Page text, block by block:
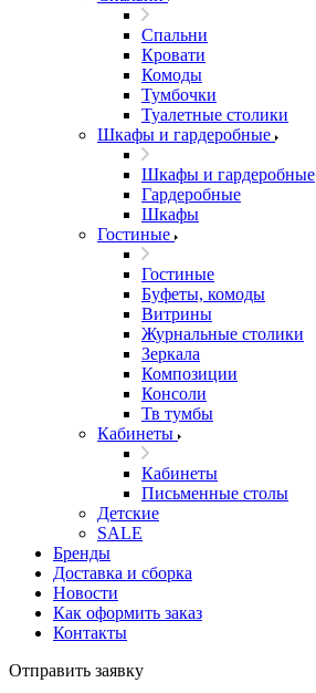
Спальни
Кровати
Комоды
Тумбочки
Туалетные столики
Шкафы и гардеробные
Шкафы и гардеробные
Гардеробные
Шкафы
Гостиные
Гостиные
Буфеты, комоды
Витрины
Журнальные столики
Зеркала
Композиции
Консоли
Тв тумбы
Кабинеты
Кабинеты
Письменные столы
Детские
SALE
Бренды
Доставка и сборка
Новости
Как оформить заказ
Контакты
Отправить заявку